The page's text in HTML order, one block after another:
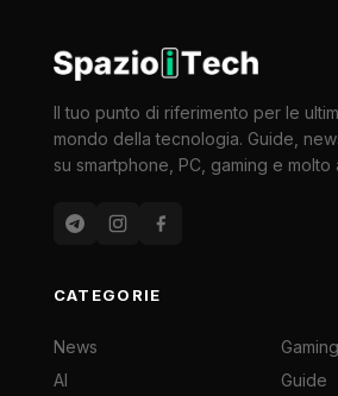
Il tuo punto di riferimento per le
mondo della tecnologia. Guide,
su smartphone, PC, gaming e molto
CATEGORIE
News
AI
Gaming
Guide